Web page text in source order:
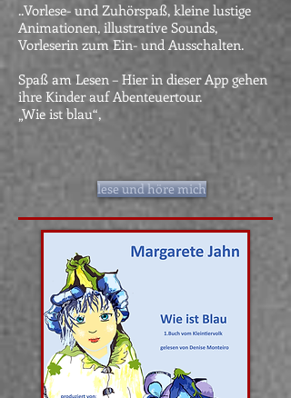
..Vorlese- und Zuhörspaß, kleine lustige
Animationen, illustrative Sounds,
Vorleserin zum Ein- und Ausschalten.
Spaß am Lesen – Hier in dieser App gehen
ihre Kinder auf Abenteuertour.
„Wie ist blau“,
lese und höre mich